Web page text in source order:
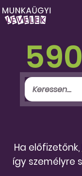
Ha előfizetőnk,
így személyre